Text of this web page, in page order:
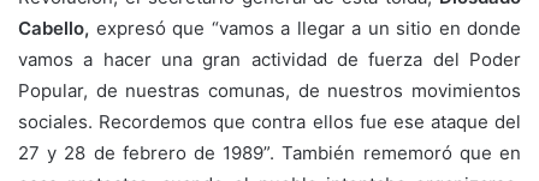
Cabello, expresó que “vamos a llegar a un sitio en donde
vamos a hacer una gran actividad de fuerza del Poder
Popular, de nuestras comunas, de nuestros movimientos
sociales. Recordemos que contra ellos fue ese ataque del
27 y 28 de febrero de 1989”. También rememoró que en